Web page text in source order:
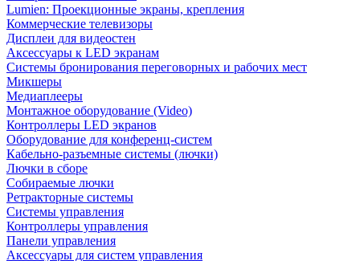
Lumien: Проекционные экраны, крепления
Коммерческие телевизоры
Дисплеи для видеостен
Аксессуары к LED экранам
Системы бронирования переговорных и рабочих мест
Микшеры
Медиаплееры
Монтажное оборудование (Video)
Контроллеры LED экранов
Оборудование для конференц-систем
Кабельно-разъемные системы (лючки)
Лючки в сборе
Собираемые лючки
Ретракторные системы
Системы управления
Контроллеры управления
Панели управления
Аксессуары для систем управления